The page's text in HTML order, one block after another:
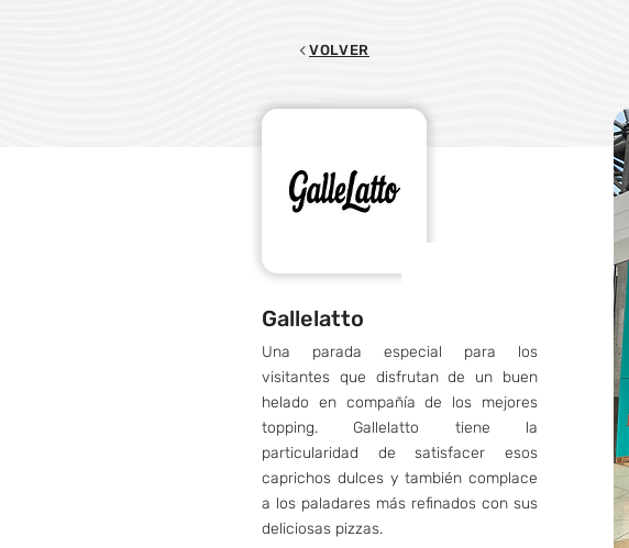
VOLVER
Gallelatto
Una parada especial para los
visitantes que disfrutan de un buen
helado en compañía de los mejores
topping. Gallelatto tiene la
particularidad de satisfacer esos
caprichos dulces y también complace
a los paladares más refinados con sus
deliciosas pizzas.